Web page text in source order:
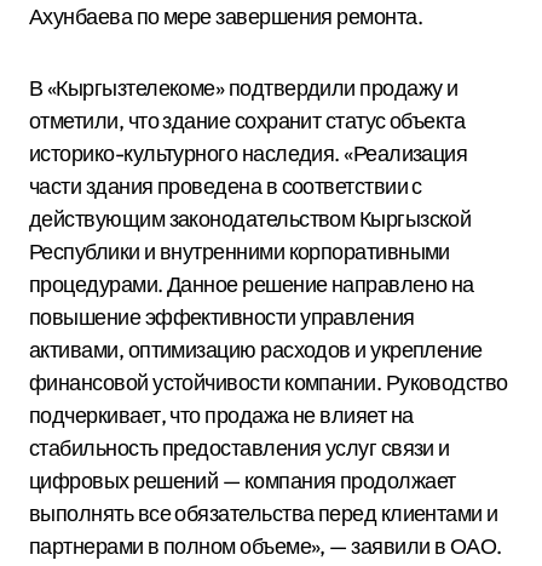
Ахунбаева по мере завершения ремонта.
В «Кыргызтелекоме» подтвердили продажу и
отметили, что здание сохранит статус объекта
историко-культурного наследия. «Реализация
части здания проведена в соответствии с
действующим законодательством Кыргызской
Республики и внутренними корпоративными
процедурами. Данное решение направлено на
повышение эффективности управления
активами, оптимизацию расходов и укрепление
финансовой устойчивости компании. Руководство
подчеркивает, что продажа не влияет на
стабильность предоставления услуг связи и
цифровых решений — компания продолжает
выполнять все обязательства перед клиентами и
партнерами в полном объеме», — заявили в ОАО.